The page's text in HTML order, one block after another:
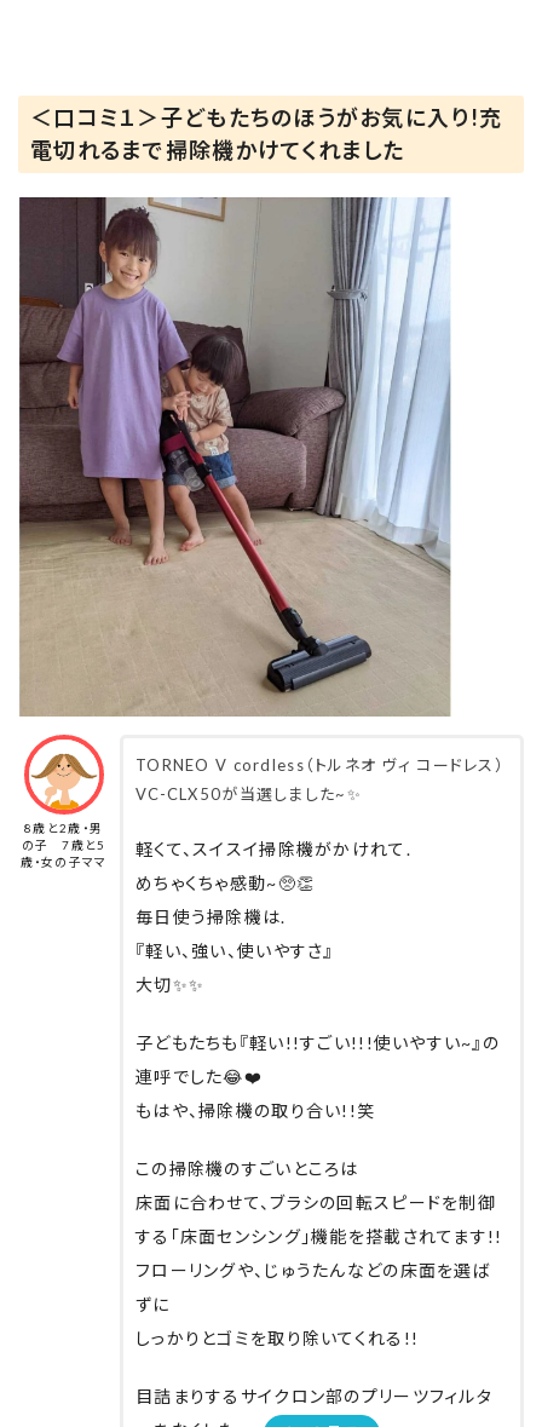
＜口コミ１＞子どもたちのほうがお気に入り!充
電切れるまで掃除機かけてくれました
8歳と2歳・男
の子 7歳と5
歳・女の子ママ
TORNEO V cordless（トルネオ ヴィ コードレス）
VC-CLX50が当選しました~✨
軽くて、スイスイ掃除機がかけれて.
めちゃくちゃ感動~🥺👏
毎日使う掃除機は.
『軽い、強い、使いやすさ』
大切✨✨
子どもたちも『軽い!!すごい!!!使いやすい~』の
連呼でした😂❤️
もはや、掃除機の取り合い!!笑
この掃除機のすごいところは
床面に合わせて、ブラシの回転スピードを制御
する「床面センシング」機能を搭載されてます!!
フローリングや、じゅうたんなどの床面を選ば
ずに
しっかりとゴミを取り除いてくれる!!
目詰まりするサイクロン部のプリーツフィルタ